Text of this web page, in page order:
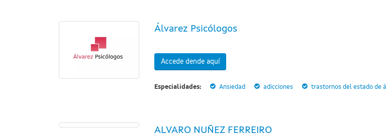
Álvarez Psicólogos
Accede dende aquí
Especialidades: Ansiedad adicciones trastornos del estado de
ALVARO NUÑEZ FERREIRO